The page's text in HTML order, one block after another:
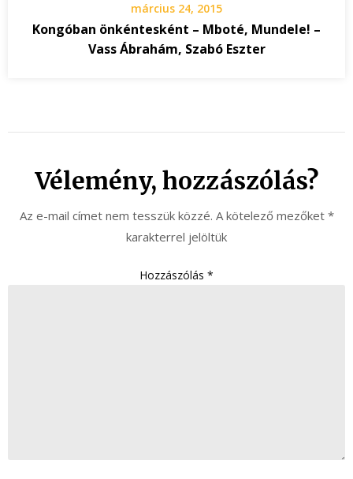
március 24, 2015
Kongóban önkéntesként – Mboté, Mundele! –
Vass Ábrahám, Szabó Eszter
Vélemény, hozzászólás?
Az e-mail címet nem tesszük közzé. A kötelező mezőket *
karakterrel jelöltük
Hozzászólás *